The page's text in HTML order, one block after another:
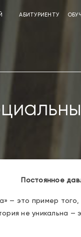
АБИТУРИЕНТУ
Постоянное
— это пример
не уникальна